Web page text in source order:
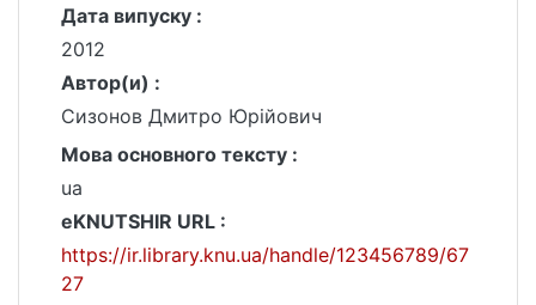
Дата випуску :
2012
Автор(и) :
Сизонов Дмитро Юрійович
Мова основного тексту :
ua
eKNUTSHIR URL :
https://ir.library.knu.ua/handle/123456789/67
27